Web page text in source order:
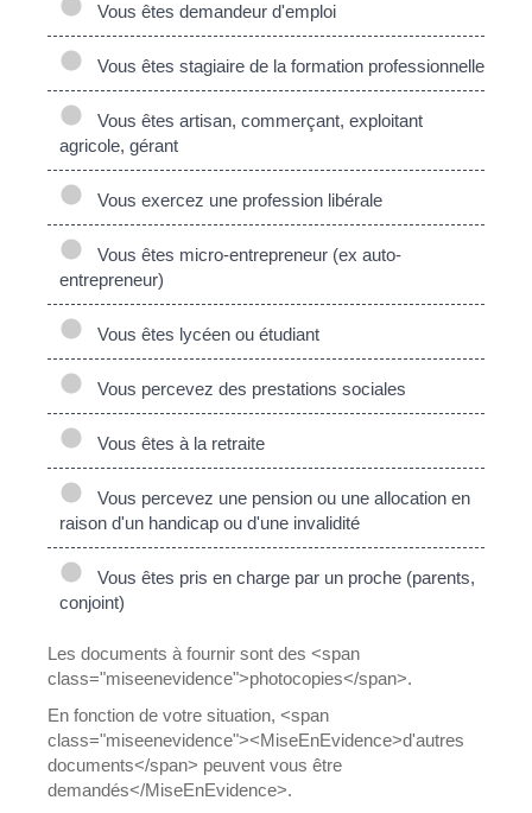
Vous êtes demandeur d'emploi
Vous êtes stagiaire de la formation professionnelle
Vous êtes artisan, commerçant, exploitant
agricole, gérant
Vous exercez une profession libérale
Vous êtes micro-entrepreneur (ex auto-
entrepreneur)
Vous êtes lycéen ou étudiant
Vous percevez des prestations sociales
Vous êtes à la retraite
Vous percevez une pension ou une allocation en
raison d'un handicap ou d'une invalidité
Vous êtes pris en charge par un proche (parents,
conjoint)
Les documents à fournir sont des <span
class="miseenevidence">photocopies</span>.
En fonction de votre situation, <span
class="miseenevidence"><MiseEnEvidence>d'autres
documents</span> peuvent vous être
demandés</MiseEnEvidence>.